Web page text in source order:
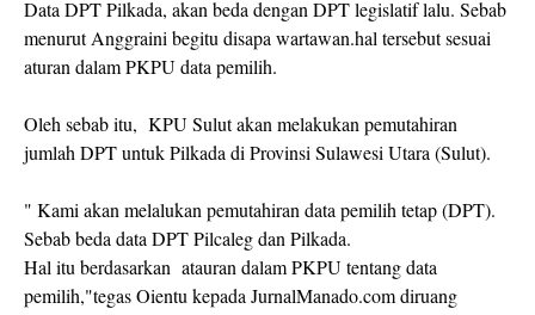
Data DPT Pilkada, akan beda dengan DPT legislatif lalu. Sebab
menurut Anggraini begitu disapa wartawan.hal tersebut sesuai
aturan dalam PKPU data pemilih.
Oleh sebab itu, KPU Sulut akan melakukan pemutahiran
jumlah DPT untuk Pilkada di Provinsi Sulawesi Utara (Sulut).
" Kami akan melalukan pemutahiran data pemilih tetap (DPT).
Sebab beda data DPT Pilcaleg dan Pilkada.
Hal itu berdasarkan atauran dalam PKPU tentang data
pemilih,"tegas Oientu kepada JurnalManado.com diruang